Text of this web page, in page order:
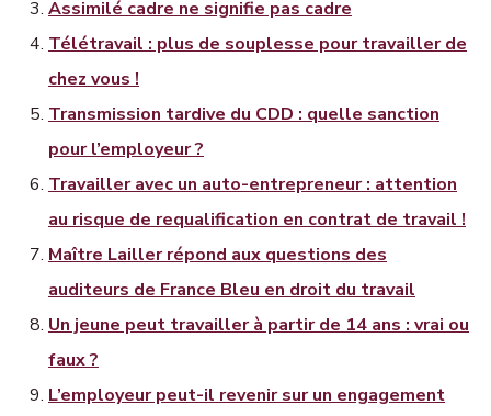
Assimilé cadre ne signifie pas cadre
Télétravail : plus de souplesse pour travailler de
chez vous !
Transmission tardive du CDD : quelle sanction
pour l’employeur ?
Travailler avec un auto-entrepreneur : attention
au risque de requalification en contrat de travail !
Maître Lailler répond aux questions des
auditeurs de France Bleu en droit du travail
Un jeune peut travailler à partir de 14 ans : vrai ou
faux ?
L’employeur peut-il revenir sur un engagement